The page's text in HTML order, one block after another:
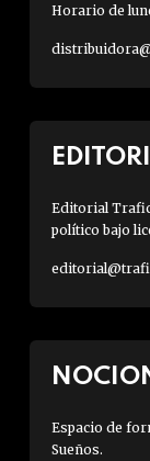
Horario de
Editorial
político bajo
Espacio de
Sueños.